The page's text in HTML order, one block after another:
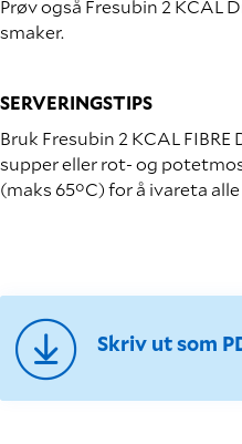
Prøv også Fresubin 2 KCAL
smaker.
SERVERINGSTIPS
Bruk Fresubin 2 KCAL
supper eller rot- og
(maks 65°C) for å ivareta
Skriv ut som